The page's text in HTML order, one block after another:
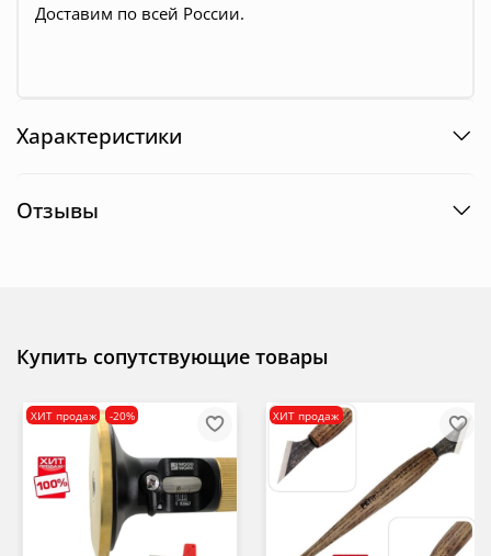
Доставим по всей России.
Характеристики
Отзывы
Купить сопутствующие товары
ХИТ продаж -20% ХИТ продаж